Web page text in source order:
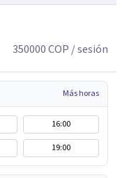
350000COP / sesión
Más horas
16:00
19:00